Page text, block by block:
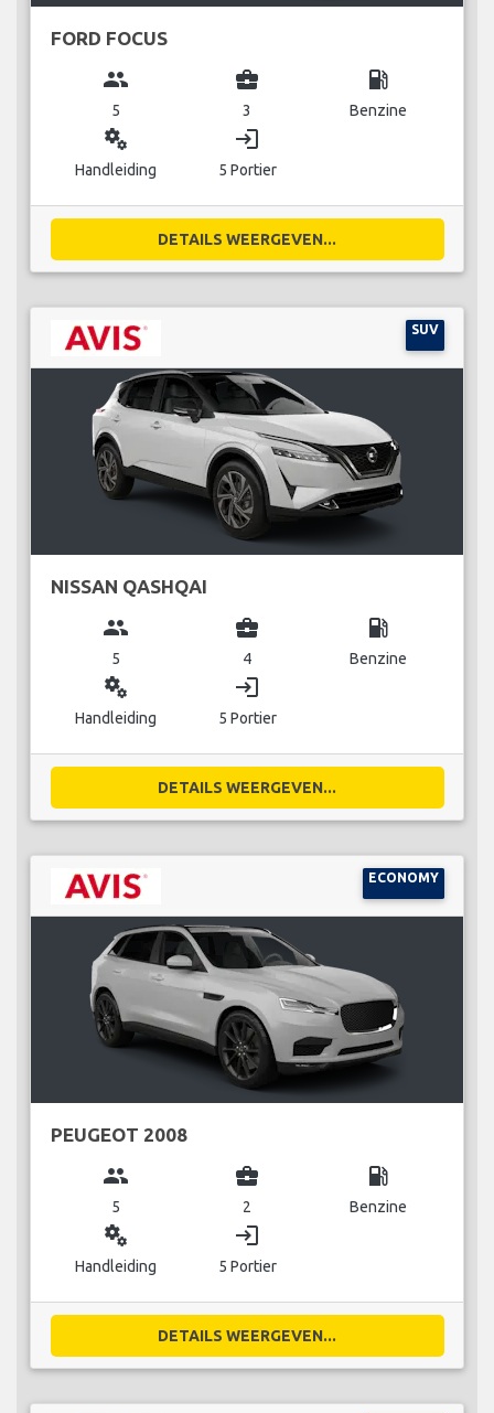
FORD FOCUS
group
5
business_center
3
local_gas_station
Benzine
miscellaneous_services
Handleiding
login
5 Portier
DETAILS WEERGEVEN...
SUV
NISSAN QASHQAI
group
5
business_center
4
local_gas_station
Benzine
miscellaneous_services
Handleiding
login
5 Portier
DETAILS WEERGEVEN...
ECONOMY
PEUGEOT 2008
group
5
business_center
2
local_gas_station
Benzine
miscellaneous_services
Handleiding
login
5 Portier
DETAILS WEERGEVEN...